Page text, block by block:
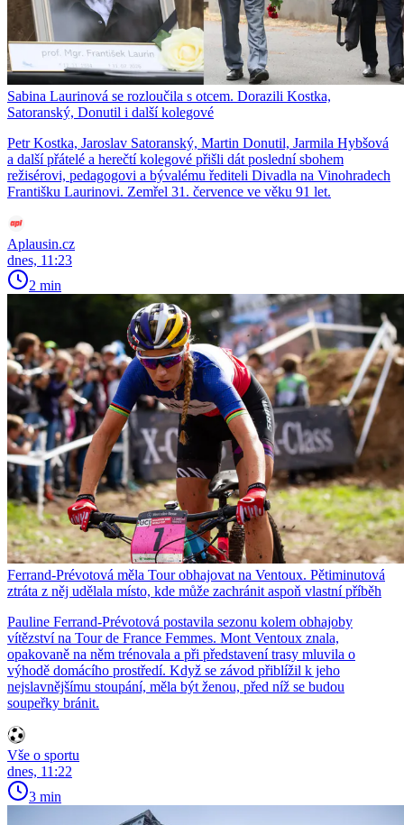
Sabina Laurinová se rozloučila s otcem. Dorazili Kostka,
Satoranský, Donutil i další kolegové
Petr Kostka, Jaroslav Satoranský, Martin Donutil, Jarmila Hybšová
a další přátelé a herečtí kolegové přišli dát poslední sbohem
režisérovi, pedagogovi a bývalému řediteli Divadla na Vinohradech
Františku Laurinovi. Zemřel 31. července ve věku 91 let.
Aplausin.cz
dnes, 11:23
2 min
Ferrand-Prévotová měla Tour obhajovat na Ventoux. Pětiminutová
ztráta z něj udělala místo, kde může zachránit aspoň vlastní příběh
Pauline Ferrand-Prévotová postavila sezonu kolem obhajoby
vítězství na Tour de France Femmes. Mont Ventoux znala,
opakovaně na něm trénovala a při představení trasy mluvila o
výhodě domácího prostředí. Když se závod přiblížil k jeho
nejslavnějšímu stoupání, měla být ženou, před níž se budou
soupeřky bránit.
Vše o sportu
dnes, 11:22
3 min